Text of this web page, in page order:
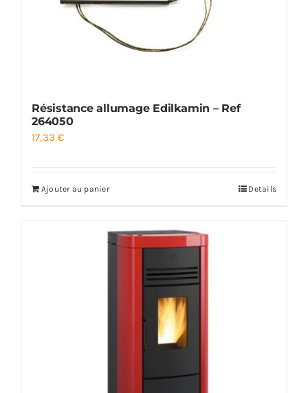
Résistance allumage Edilkamin – Ref
264050
17,33€
Ajouter au panier Details